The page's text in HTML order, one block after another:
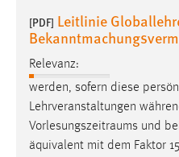
[PDF] Leitlinie
Relevanz:
werden, sofern diese
Lehrveranstaltungen
Vorlesungszeitraums und
äquivalent mit dem Faktor